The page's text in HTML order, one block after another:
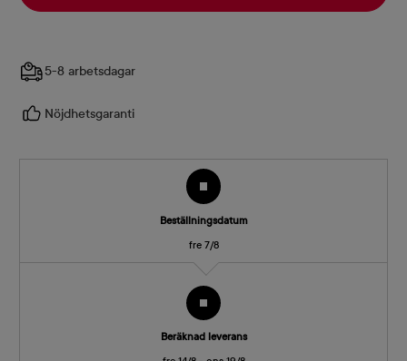
5-8 arbetsdagar
Nöjdhetsgaranti
Beställningsdatum
fre 7/8
Beräknad leverans